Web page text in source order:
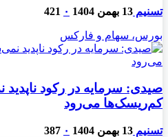
تسنیم 13 بهمن 1404 ۰ 421
بورس، سهام و فارکس
صیدی: سرمایه در رکود
کم‌ریسک‌ها می‌رود
تسنیم 13 بهمن 1404 ۰ 387